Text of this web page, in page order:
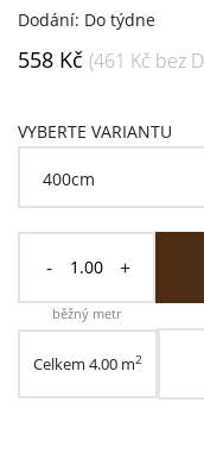
Dodání: Do týdne
558 Kč (461 Kč bez
VYBERTE VARIANTU
- +
běžný metr
Celkem 4.00 m2